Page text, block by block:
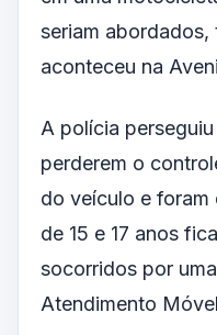
seriam
aconteceu na
A polícia
perderem o
do veículo e foram
de 15 e 17 anos
socorridos por
Atendimento